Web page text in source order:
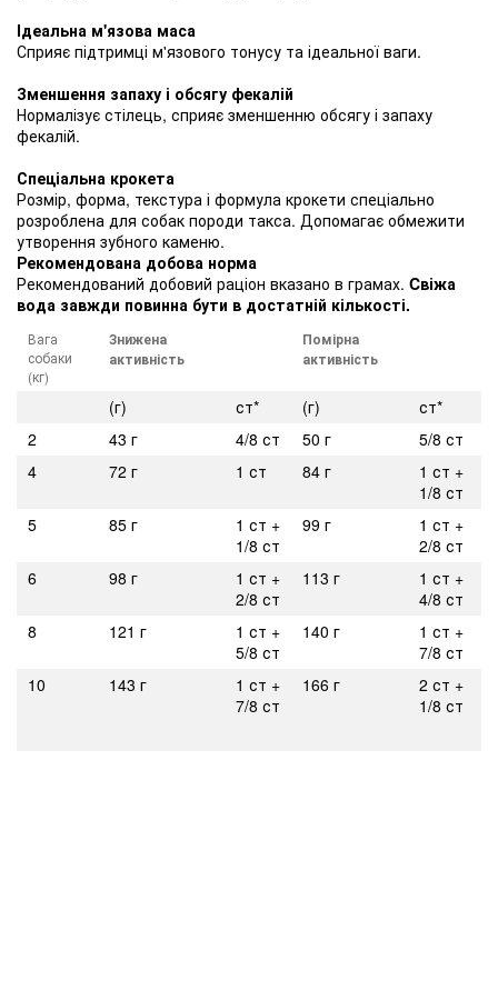
Ідеальна м'язова маса
Сприяє підтримці м'язового тонусу та ідеальної ваги.
Зменшення запаху і обсягу фекалій
Нормалізує стілець, сприяє зменшенню обсягу і запаху
фекалій.
Спеціальна крокета
Розмір, форма, текстура і формула крокети спеціально
розроблена для собак породи такса. Допомагає обмежити
утворення зубного каменю.
Рекомендована добова норма
Рекомендований добовий раціон вказано в грамах. Cвіжа
вода завжди повинна бути в достатній кількості.
Вага
собаки
(кг)
Знижена
активність
Помірна
активність
(г) ст* (г)
ст*
2
43 г 4/8 ст 50 г
5/8 ст
4
72 г 1 ст 84 г
1 ст +
1/8 ст
5
85 г
1 ст +
1/8 ст
99 г
1 ст +
2/8 ст
6
98 г
1 ст +
2/8 ст
113 г
1 ст +
4/8 ст
8
121 г
1 ст +
5/8 ст
140 г
1 ст +
7/8 ст
10
143 г
1 ст +
7/8 ст
166 г
2 ст +
1/8 ст